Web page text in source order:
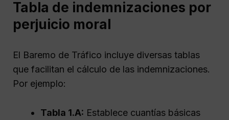
Tabla de indemnizaciones por
perjuicio moral
El Baremo de Tráfico incluye diversas tablas
que facilitan el cálculo de las indemnizaciones.
Por ejemplo:
Tabla 1.A: Establece cuantías básicas